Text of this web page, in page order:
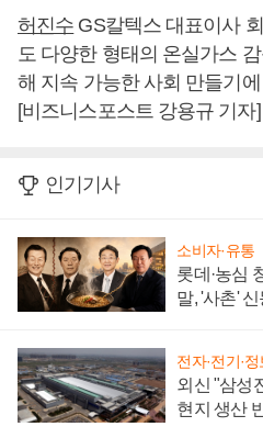
허진수 GS칼텍스 대표이사
도 다양한 형태의 온실가스
해 지속 가능한 사회 만들기
[비즈니스포스트 강용규 기자]
인기기사
소비자·유통
롯데·농심
말, '사촌'
전자·전기·
외신 "삼성
현지 생산